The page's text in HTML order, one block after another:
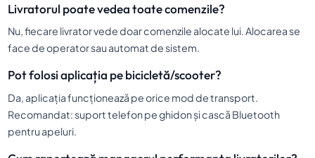
Livratorul poate vedea toate comenzile?
Nu, fiecare livrator vede doar comenzile alocate lui. Alocarea se
face de operator sau automat de sistem.
Pot folosi aplicația pe bicicletă/scooter?
Da, aplicația funcționează pe orice mod de transport.
Recomandat: suport telefon pe ghidon și cască Bluetooth
pentru apeluri.